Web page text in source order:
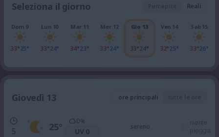
Seleziona il giorno Reali
Dom 9
33°25°
Lun 10
33°24°
Mar 11
34°23°
Mer 12
33°24°
Gio 13
33°24°
Ven 14
32°25°
Sab 15
33°26°
Giovedì 13 ore principali
5 25°
0%
UV 0
sereno
niente
pioggia